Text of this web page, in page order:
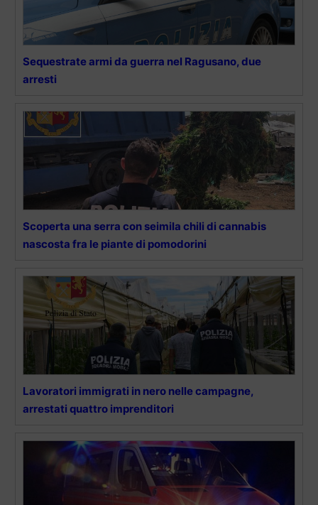
Sequestrate armi da guerra nel Ragusano, due
arresti
Scoperta una serra con seimila chili di cannabis
nascosta fra le piante di pomodorini
Lavoratori immigrati in nero nelle campagne,
arrestati quattro imprenditori